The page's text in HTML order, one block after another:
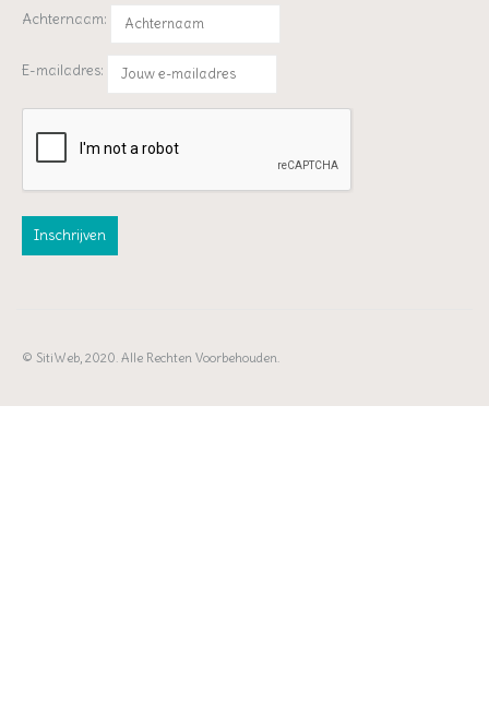
Achternaam:
E-mailadres:
© SitiWeb, 2020. Alle Rechten Voorbehouden.